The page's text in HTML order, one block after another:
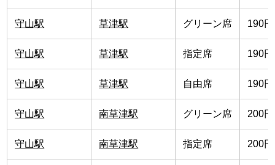
守山駅 草津駅 グリーン席 190円
守山駅 草津駅 指定席 190円
守山駅 草津駅 自由席 190円
守山駅 南草津駅 グリーン席 200円
守山駅 南草津駅 指定席 200円